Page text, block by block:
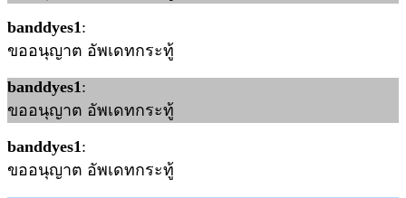
banddyes1:
ขออนุญาต อัพเดทกระทู้
banddyes1:
ขออนุญาต อัพเดทกระทู้
banddyes1:
ขออนุญาต อัพเดทกระทู้